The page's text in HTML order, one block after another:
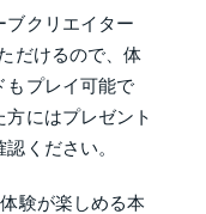
ブクリエイター
だけるので、体
もプレイ可能で
にはプレゼント
ください。
験が楽しめる本